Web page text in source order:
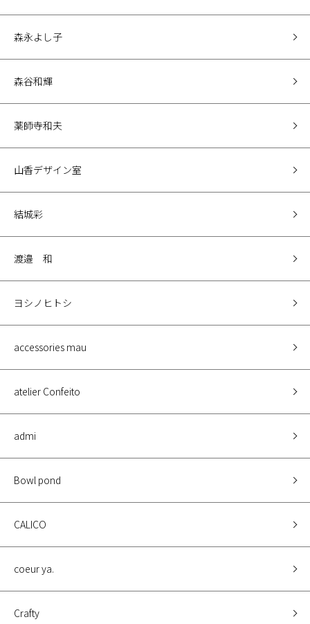
森永よし子
森谷和輝
薬師寺和夫
山香デザイン室
結城彩
渡邉 和
ヨシノヒトシ
accessories mau
atelier Confeito
admi
Bowl pond
CALICO
coeur ya.
Crafty